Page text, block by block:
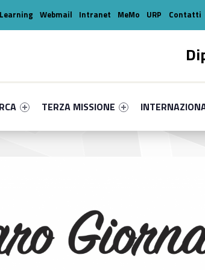
TERZA MISSIONE
Webmail Intranet MeMo URP Contatti